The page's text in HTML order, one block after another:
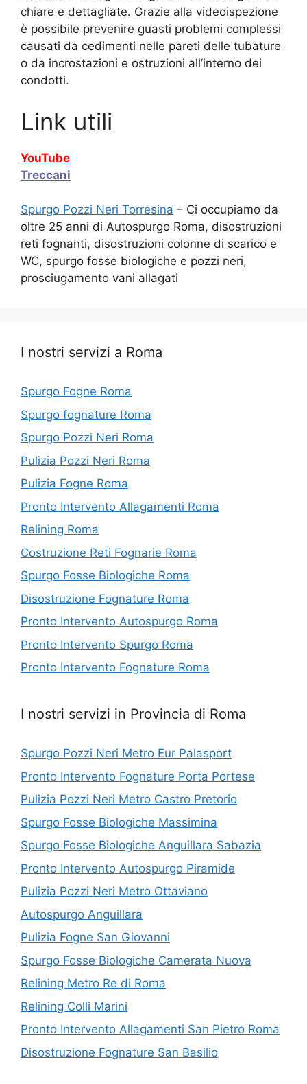
chiare e dettagliate. Grazie alla videoispezione
è possibile prevenire guasti problemi complessi
causati da cedimenti nelle pareti delle tubature
o da incrostazioni e ostruzioni all’interno dei
condotti.
Link utili
YouTube
Treccani
Spurgo Pozzi Neri Torresina – Ci occupiamo da
oltre 25 anni di Autospurgo Roma, disostruzioni
reti fognanti, disostruzioni colonne di scarico e
WC, spurgo fosse biologiche e pozzi neri,
prosciugamento vani allagati
I nostri servizi a Roma
Spurgo Fogne Roma
Spurgo fognature Roma
Spurgo Pozzi Neri Roma
Pulizia Pozzi Neri Roma
Pulizia Fogne Roma
Pronto Intervento Allagamenti Roma
Relining Roma
Costruzione Reti Fognarie Roma
Spurgo Fosse Biologiche Roma
Disostruzione Fognature Roma
Pronto Intervento Autospurgo Roma
Pronto Intervento Spurgo Roma
Pronto Intervento Fognature Roma
I nostri servizi in Provincia di Roma
Spurgo Pozzi Neri Metro Eur Palasport
Pronto Intervento Fognature Porta Portese
Pulizia Pozzi Neri Metro Castro Pretorio
Spurgo Fosse Biologiche Massimina
Spurgo Fosse Biologiche Anguillara Sabazia
Pronto Intervento Autospurgo Piramide
Pulizia Pozzi Neri Metro Ottaviano
Autospurgo Anguillara
Pulizia Fogne San Giovanni
Spurgo Fosse Biologiche Camerata Nuova
Relining Metro Re di Roma
Relining Colli Marini
Pronto Intervento Allagamenti San Pietro Roma
Disostruzione Fognature San Basilio